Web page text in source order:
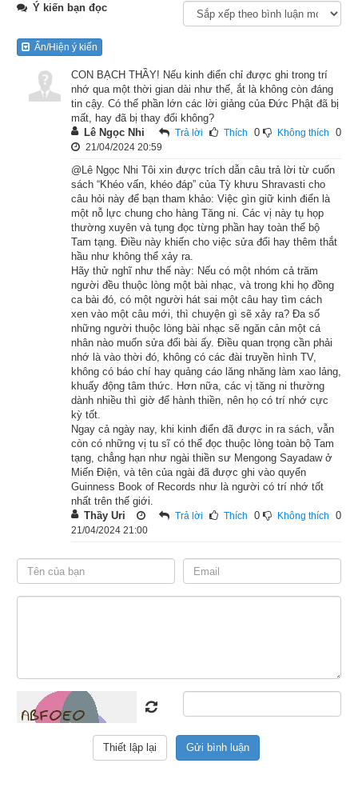
Trưởng lão như vậy xứng danh
đạo đời.
262. Đâu phải đẹp, hoặc tài
Mà trở thành người thiện chánh chân.
Ai không ích kỷ, hờn ganh
Không còn cao ngạo xứng danh
263. Bậc hiền thiện là người dứt được
Tham, sân, si – nguồn gốc khổ đau
Tỏ thông trí tuệ làu làu
Đức tài ngời sáng, đạo mầu tràn dâng.
264. Là tu sĩ đâu do đầu trọc.
Phải thực hành, dứt sạch dục tham
Không còn phóng túng, dối gian
Hạng sa-môn ấy chánh chân trọn đời.
Ý kiến bạn đọc
Ẩn/Hiện ý kiến
CON BẠCH THẦY! Nếu kinh điển chỉ được ghi trong trí
nhớ qua một thời gian dài như thế, ắt là không còn đáng
tin cậy. Có thể phần lớn các lời giảng của Đức Phật đã bị
mất, hay đã bị thay đổi không?
Lê Ngọc Nhi
Trả lời Thích 0 Không thích 0
21/04/2024 20:59
@Lê Ngọc Nhi Tôi xin được trích dẫn câu trả lời từ cuốn
sách “Khéo vấn, khéo đáp” của Tỳ khưu Shravasti cho
câu hỏi này để bạn tham khảo: Việc gìn giữ kinh điển là
một nỗ lực chung cho hàng Tăng ni. Các vị này tụ họp
thường xuyên và tụng đọc từng phần hay toàn thể bộ
Tam tạng. Điều này khiến cho việc sửa đổi hay thêm thắt
hầu như không thể xảy ra.
Hãy thử nghĩ như thế này: Nếu có một nhóm cả trăm
người đều thuộc lòng một bài nhạc, và trong khi họ đồng
ca bài đó, có một người hát sai một câu hay tìm cách
xen vào một câu mới, thì chuyện gì sẽ xảy ra? Đa số
những người thuộc lòng bài nhạc sẽ ngăn cản một cá
nhân nào muốn sửa đổi bài ấy. Điều quan trọng cần phải
nhớ là vào thời đó, không có các đài truyền hình TV,
không có báo chí hay quảng cáo lăng nhăng làm xao lảng,
khuấy động tâm thức. Hơn nữa, các vị tăng ni thường
dành nhiều thì giờ để hành thiền, nên họ có trí nhớ cực
kỳ tốt.
Ngay cả ngày nay, khi kinh điển đã được in ra sách, vẫn
còn có những vị tu sĩ có thể đọc thuộc lòng toàn bộ Tam
tạng, chẳng hạn như ngài thiền sư Mengong Sayadaw ở
Miến Điện, và tên của ngài đã được ghi vào quyển
Guinness Book of Records như là người có trí nhớ tốt
nhất trên thế giới.
Thầy Uri
Trả lời Thích 0 Không thích 0
21/04/2024 21:00